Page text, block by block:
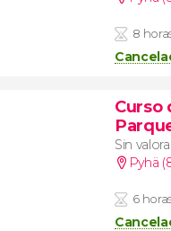
8
Curso
Sin
Pyhä
6